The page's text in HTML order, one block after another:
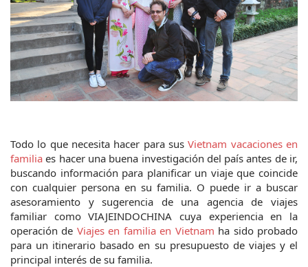
Todo lo que necesita hacer para sus Vietnam vacaciones en
familia es hacer una buena investigación del país antes de ir,
buscando información para planificar un viaje que coincide
con cualquier persona en su familia. O puede ir a buscar
asesoramiento y sugerencia de una agencia de viajes
familiar como VIAJEINDOCHINA cuya experiencia en la
operación de Viajes en familia en Vietnam ha sido probado
para un itinerario basado en su presupuesto de viajes y el
principal interés de su familia.